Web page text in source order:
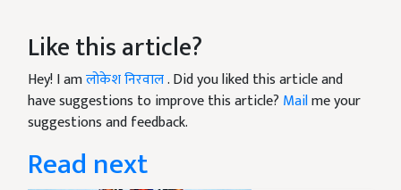
Like this article?
Hey! I amलोकेश निरवाल. Did you liked this article and
have suggestions to improve this article? Mailme your
suggestions and feedback.
Read next